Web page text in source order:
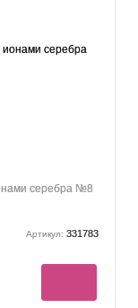
серебра №8
Артикул: 331783